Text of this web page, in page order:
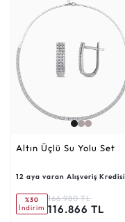
Altın Üçlü Su Yolu Set
12 aya varan Alışveriş Kredisi
%30
İndirim
166.980 TL
116.866 TL